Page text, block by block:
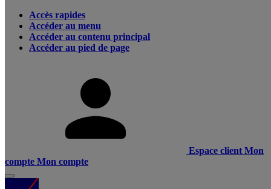
Accès rapides
Accéder au menu
Accéder au contenu principal
Accéder au pied de page
Espace client Mon
compte Mon compte